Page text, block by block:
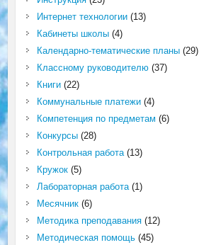
Интернет технологии(13)
Кабинеты школы(4)
Календарно-тематические планы(29)
Классному руководителю(37)
Книги(22)
Коммунальные платежи(4)
Компетенция по предметам (6)
Конкурсы(28)
Контрольная работа(13)
Кружок(5)
Лабораторная работа(1)
Месячник(6)
Методика преподавания(12)
Методическая помощь(45)